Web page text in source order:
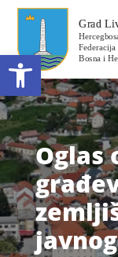
Open toolbar
Oglas